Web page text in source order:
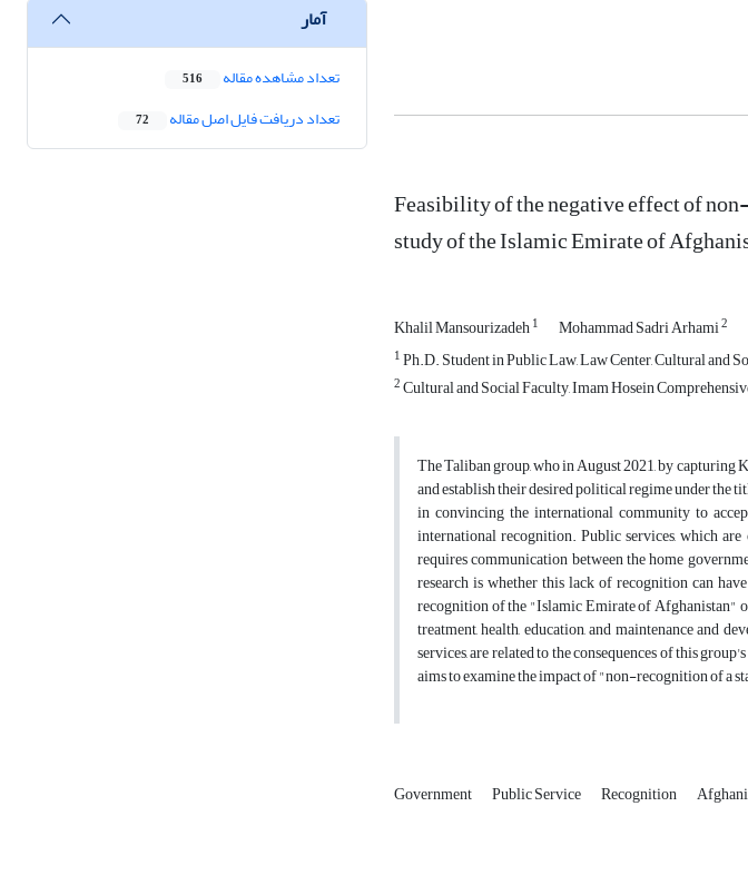
Feasibility of the negative effect of
study of the Islamic Emirate of
Khalil Mansourizadeh1 Mohammad Sadri Arhami2
1Ph.D. Student in Public Law, Law Center, Cultural and
2Cultural and Social Faculty, Imam Hosein
The Taliban group, who in August 2021, by capturing
and establish their desired political regime under the
in convincing the international community to
international recognition. Public services, which
requires communication between the home
research is whether this lack of recognition can
recognition of the "Islamic Emirate of Afghanistan"
treatment, health, education, and maintenance
services, are related to the consequences of this
aims to examine the impact of "non-recognition of a
Government Public Service Recognition
آمار
تعداد مشاهده مقاله 516
تعداد دریافت فایل اصل مقاله 72